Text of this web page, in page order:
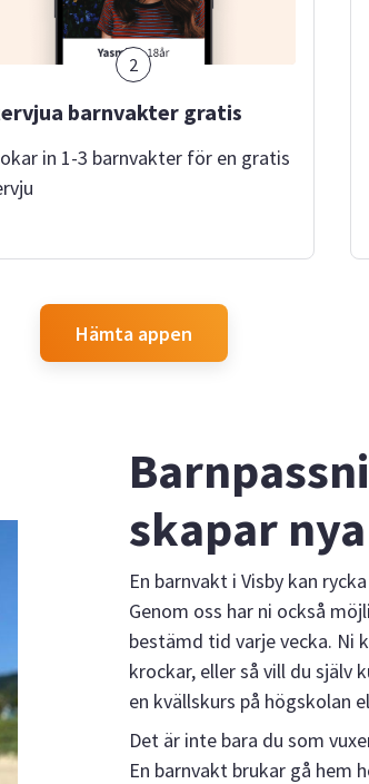
2
barnvakter gratis
in 1-3 barnvakter för en gratis
Hämta appen
skapar
En barnvakt i Visby kan
Genom oss har ni också
bestämd tid varje vecka. Ni
krockar, eller så vill du själv
en kvällskurs på högskolan
Det är inte bara du som
En barnvakt brukar gå hem